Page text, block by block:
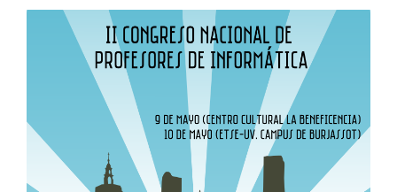
imagen